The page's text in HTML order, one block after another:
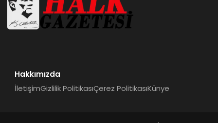
Hakkımızda
İletişimGizlilik PolitikasıÇerez PolitikasıKünye